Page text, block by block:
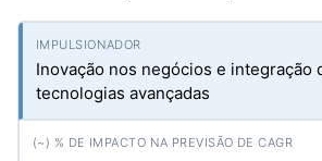
Inovação nos negócios e integração
tecnologias avançadas